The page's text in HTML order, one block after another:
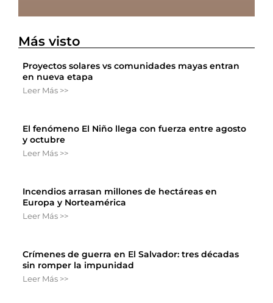
Más visto
Proyectos solares vs comunidades mayas entran
en nueva etapa
Leer Más >>
El fenómeno El Niño llega con fuerza entre agosto
y octubre
Leer Más >>
Incendios arrasan millones de hectáreas en
Europa y Norteamérica
Leer Más >>
Crímenes de guerra en El Salvador: tres décadas
sin romper la impunidad
Leer Más >>